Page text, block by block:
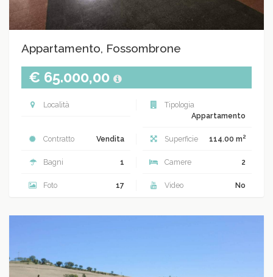
Appartamento, Fossombrone
€ 65.000,00
Località
Tipologia
Appartamento
Contratto Vendita Superficie 114.00 m2
Bagni 1 Camere 2
Foto 17 Video No